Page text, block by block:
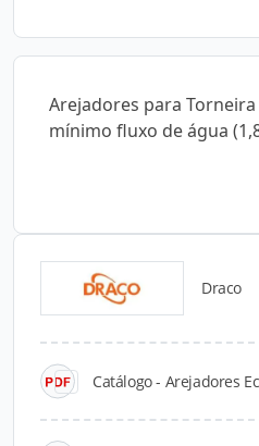
Arejadores para
mínimo fluxo de água
Draco
Catálogo - Arejadores
Catálogos